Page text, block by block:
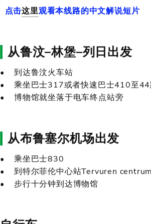
点击这里观看本线路的中文解说短片
从鲁汶–林堡–列日出发
• 到达鲁汶火车站
• 乘坐巴士317或者快速巴士410至44
• 博物馆就坐落于电车终点站旁
从布鲁塞尔机场出发
• 乘坐巴士830
• 到特尔菲伦中心站Tervuren
• 步行十分钟到达博物馆